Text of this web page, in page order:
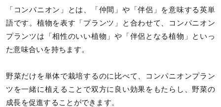
「コンパニオン」とは、「仲間」や「伴侶」を意味する英単
語です。植物を表す「プランツ」と合わせて、コンパニオン
プランツは「相性のいい植物」や「伴侶となる植物」といっ
た意味合いを持ちます。
野菜だけを単体で栽培するのに比べて、コンパニオンプラン
ツを一緒に植えることで双方に良い効果をもたらし、野菜の
成長を促進することができます。